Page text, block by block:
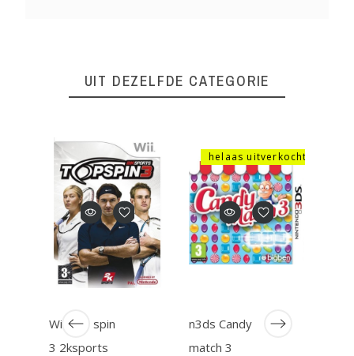
UIT DEZELFDE CATEGORIE
Wii Top spin
3 2ksports
n3ds Candy
match 3
helaas uitverkocht